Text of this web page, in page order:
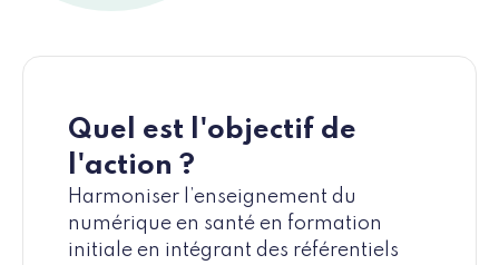
Quel est l'objectif de
l'action ?
Harmoniser l’enseignement du
numérique en santé en formation
initiale en intégrant des référentiels